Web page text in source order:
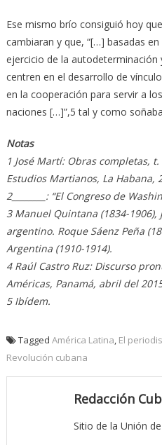
Ese mismo brío consiguió hoy
cambiaran y que, “[…] basadas
ejercicio de la autodeterminación
centren en el desarrollo de
en la cooperación para servir a
naciones […]”,5 tal y como
Notas
1 José Martí: Obras completas,
Estudios Martianos, La Habana,
2________: “El Congreso de
3 Manuel Quintana (1834-
argentino. Roque Sáenz Peña
Argentina (1910-1914).
4 Raúl Castro Ruz: Discurso
Américas, Panamá, abril del
5 Ibídem.
Tagged América Latina, El
Revolución cubana
Redacción
Sitio de la Unión